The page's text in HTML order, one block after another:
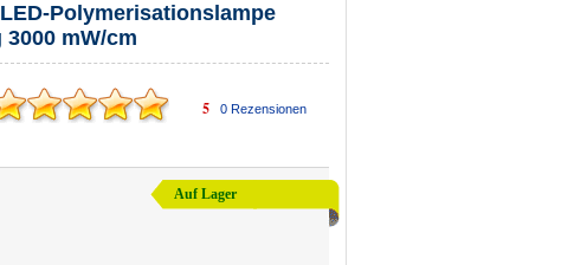
Polymerisationslampe
mW/cm
5 0Rezensionen
Auf Lager